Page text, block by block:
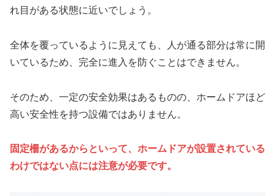
れ目がある状態に近いでしょう。
全体を覆っているように見えても、人が通る部分は常に開
いているため、完全に進入を防ぐことはできません。
そのため、一定の安全効果はあるものの、ホームドアほど
高い安全性を持つ設備ではありません。
固定柵があるからといって、ホームドアが設置されている
わけではない点には注意が必要です。